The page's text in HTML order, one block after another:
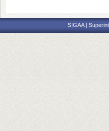
SIGAA |